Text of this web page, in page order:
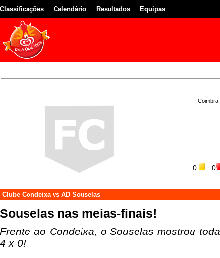
Classificações Calendário Resultados Equipas
0 0
Clube Condeixavs AD Souselas
Souselas nas meias-finais!
Frente ao Condeixa, o Souselas mostrou
4 x 0!